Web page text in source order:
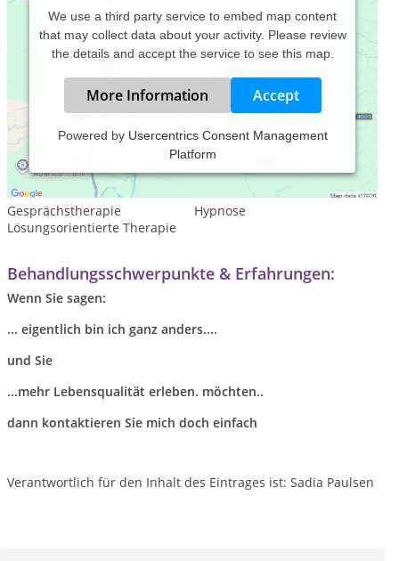
We use a third party service to embed map content
that may collect data about your activity. Please review
the details and accept the service to see this map.
More Information Accept
Powered by Usercentrics Consent Management
Platform
Leistungsspektrum:
Psychotherapie
Gesprächstherapie
Hypnose
Lösungsorientierte Therapie
Behandlungsschwerpunkte & Erfahrungen:
Wenn Sie sagen:
... eigentlich bin ich ganz anders....
und Sie
...mehr Lebensqualität erleben. möchten..
dann kontaktieren Sie mich doch einfach
Verantwortlich für den Inhalt des Eintrages ist: Sadia Paulsen